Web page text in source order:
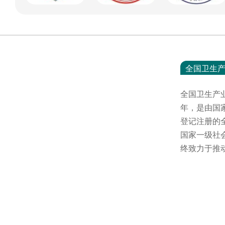
全国卫生
全国卫生产
年，是由国
登记注册的
国家一级社
终致力于推